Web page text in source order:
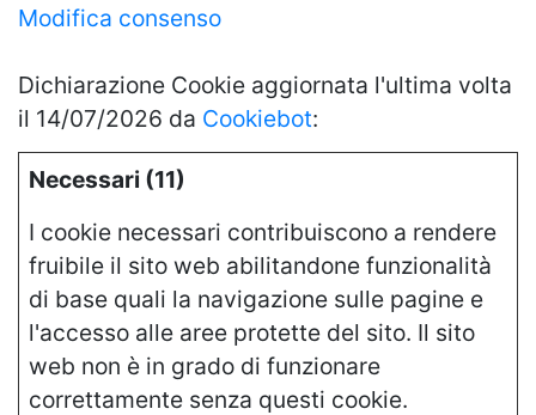
Modifica consenso
Dichiarazione Cookie aggiornata l'ultima volta
il 14/07/2026 da Cookiebot:
Necessari (11)
I cookie necessari contribuiscono a rendere
fruibile il sito web abilitandone funzionalità
di base quali la navigazione sulle pagine e
l'accesso alle aree protette del sito. Il sito
web non è in grado di funzionare
correttamente senza questi cookie.